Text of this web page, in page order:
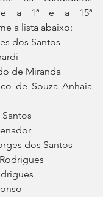
a 1ª e a 15ª
a lista abaixo:
dos Santos
de Miranda
de Souza Anhaia
Santos
dos Santos
Rodrigues